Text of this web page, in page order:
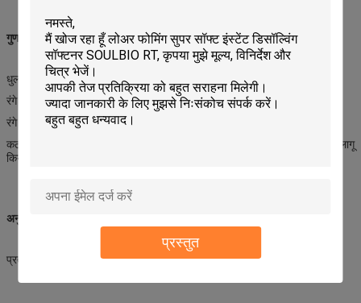
प्रस्तुत
गुण
धुलाई स्थिरता में सुधार के लिए उच्च फिक्सिंग क्षमता
रंगे हुए पदार्थों की चमक और रंग पर कोई प्रभाव नहीं
रंगे हुए पदार्थों के हाथ के अनुभव पर कोई प्रभाव नहीं
कठोर पानी, एसिड, क्षार, उच्च तापमान के लिए उच्च प्रतिरोध और मर्सराइजेशन के बाद लागू
किया जा सकता है
अनुप्रयोग का क्षेत्र
प्रत्यक्ष डाई और प्रतिक्रियाशील डाई की फिक्सिंग प्रक्रिया पर लागू